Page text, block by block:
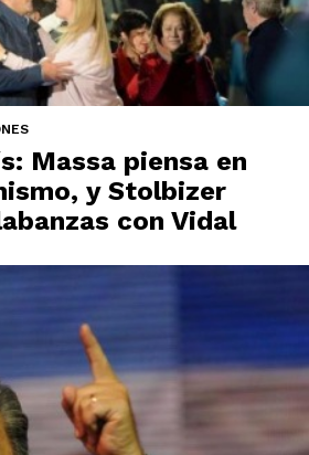
Massa piensa en
y Stolbizer
con Vidal